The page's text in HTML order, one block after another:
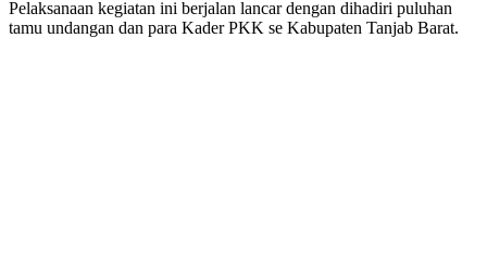
Pelaksanaan kegiatan ini berjalan lancar dengan dihadiri puluhan
tamu undangan dan para Kader PKK se Kabupaten Tanjab Barat.